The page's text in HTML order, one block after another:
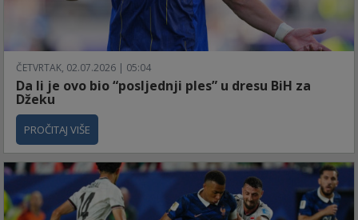
ČETVRTAK, 02.07.2026 | 05:04
Da li je ovo bio “posljednji ples” u dresu BiH za
Džeku
PROČITAJ VIŠE